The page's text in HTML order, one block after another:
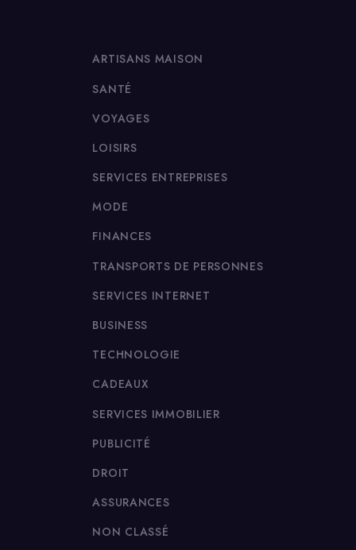
ARTISANS MAISON
SANTÉ
VOYAGES
LOISIRS
SERVICES ENTREPRISES
MODE
FINANCES
TRANSPORTS DE PERSONNES
SERVICES INTERNET
BUSINESS
TECHNOLOGIE
CADEAUX
SERVICES IMMOBILIER
PUBLICITÉ
DROIT
ASSURANCES
NON CLASSÉ